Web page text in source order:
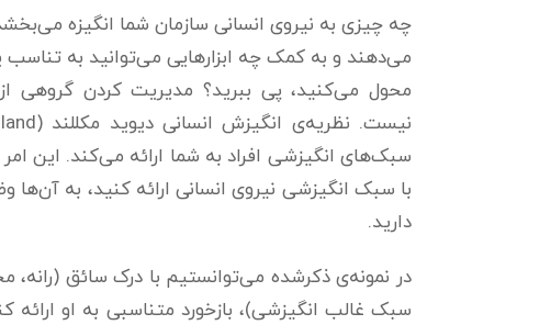
چه چیزی به نیروی انسانی سازمان شما انگیزه
می‌دهند و به کمک چه ابزارهایی می‌توانید به تناسب
محول می‌کنید، پی ببرید؟ مدیریت کردن گروهی
سبک‌های انگیزشی افراد به شما ارائه می‌کند. این
با سبک انگیزشی نیروی انسانی ارائه کنید، به آن‌ها
دارید.
در نمونه‌ی ذکرشده می‌توانستیم با درک سائق
سبک غالب انگیزشی)، بازخورد متناسبی به او